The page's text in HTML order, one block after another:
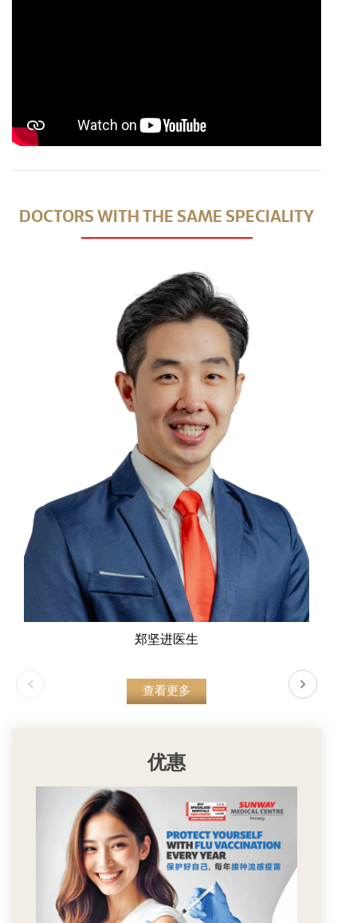
DOCTORS WITH THE SAME SPECIALITY
郑坚进医生
查看更多
优惠